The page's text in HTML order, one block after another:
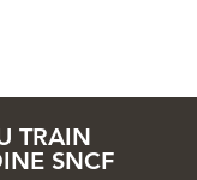
TRAIN
SNCF